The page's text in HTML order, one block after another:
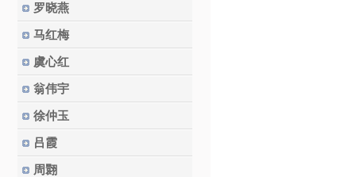
罗晓燕
马红梅
虞心红
翁伟宇
徐仲玉
吕霞
周翾